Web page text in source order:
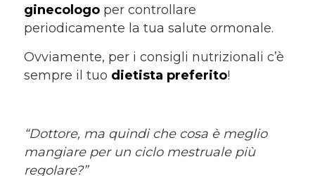
ginecologoper controllare
periodicamente la tua salute ormonale.
Ovviamente, per i consigli nutrizionali c’è
sempre il tuo dietista preferito!
“Dottore, ma quindi che cosa è meglio
mangiare per un ciclo mestruale più
regolare?”